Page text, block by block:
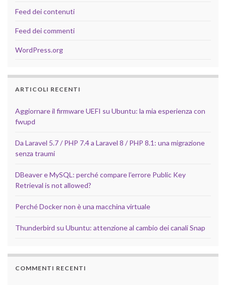
Feed dei contenuti
Feed dei commenti
WordPress.org
ARTICOLI RECENTI
Aggiornare il firmware UEFI su Ubuntu: la mia esperienza con
fwupd
Da Laravel 5.7 / PHP 7.4 a Laravel 8 / PHP 8.1: una migrazione
senza traumi
DBeaver e MySQL: perché compare l’errore Public Key
Retrieval is not allowed?
Perché Docker non è una macchina virtuale
Thunderbird su Ubuntu: attenzione al cambio dei canali Snap
COMMENTI RECENTI